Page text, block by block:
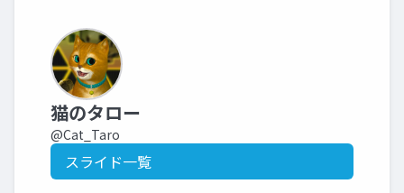
猫のタロー
@Cat_Taro
スライド一覧